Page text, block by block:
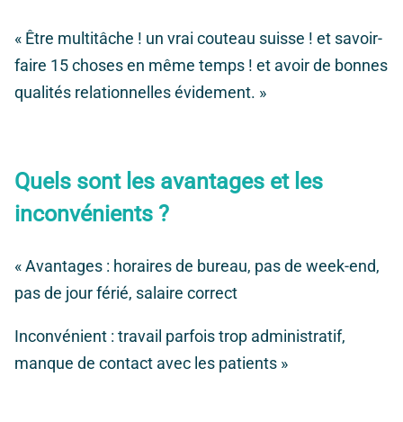
« Être multitâche ! un vrai couteau suisse ! et savoir-
faire 15 choses en même temps ! et avoir de bonnes
qualités relationnelles évidement. »
Quels sont les avantages et les
inconvénients ?
« Avantages : horaires de bureau, pas de week-end,
pas de jour férié, salaire correct
Inconvénient : travail parfois trop administratif,
manque de contact avec les patients »